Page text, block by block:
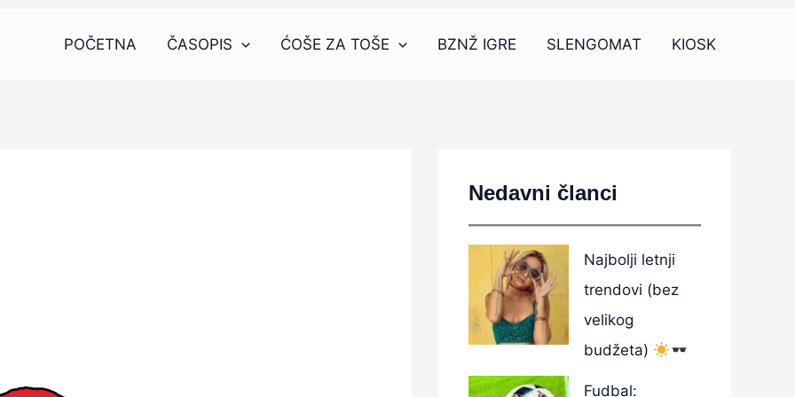
POČETNA ČASOPIS ĆOŠE ZA TOŠE BZNŽ IGRE SLENGOMAT KIOSK
Nedavni članci
Najbolji letnji
trendovi (bez
velikog
budžeta)
Fudbal: